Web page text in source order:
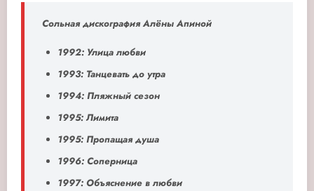
Сольная дискография Алёны Апиной
1992: Улица любви
1993: Танцевать до утра
1994: Пляжный сезон
1995: Лимита
1995: Пропащая душа
1996: Соперница
1997: Объяснение в любви